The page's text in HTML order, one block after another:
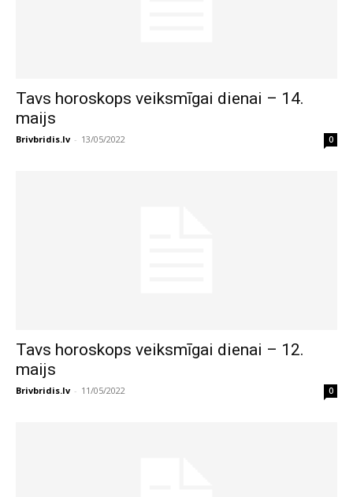
Tavs horoskops veiksmīgai dienai – 14.
maijs
Brivbridis.lv - 13/05/2022 0
Tavs horoskops veiksmīgai dienai – 12.
maijs
Brivbridis.lv - 11/05/2022 0